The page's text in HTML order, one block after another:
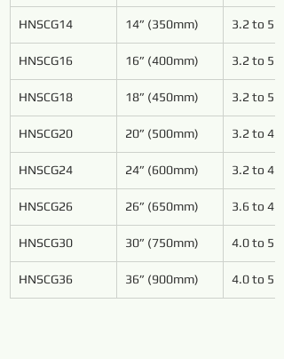
HNSCG14 14” (350mm) 3.2 to 5.4
HNSCG16 16” (400mm) 3.2 to 5.4
HNSCG18 18” (450mm) 3.2 to 5.4
HNSCG20 20” (500mm) 3.2 to 4.8
HNSCG24 24” (600mm) 3.2 to 4.8
HNSCG26 26” (650mm) 3.6 to 4.8
HNSCG30 30” (750mm) 4.0 to 5.4
HNSCG36 36” (900mm) 4.0 to 5.4